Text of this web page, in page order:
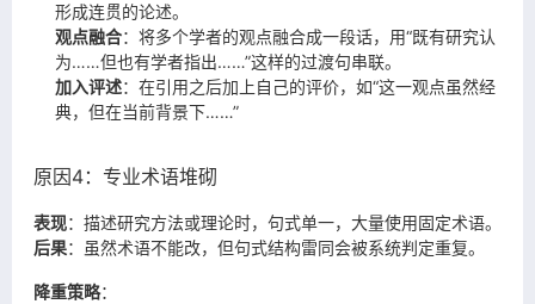
形成连贯的论述。
观点融合：将多个学者的观点融合成一段话，用“既有研究认
为……但也有学者指出……”这样的过渡句串联。
加入评述：在引用之后加上自己的评价，如“这一观点虽然经
典，但在当前背景下……”
原因4：专业术语堆砌
表现：描述研究方法或理论时，句式单一，大量使用固定术语。
后果：虽然术语不能改，但句式结构雷同会被系统判定重复。
降重策略：